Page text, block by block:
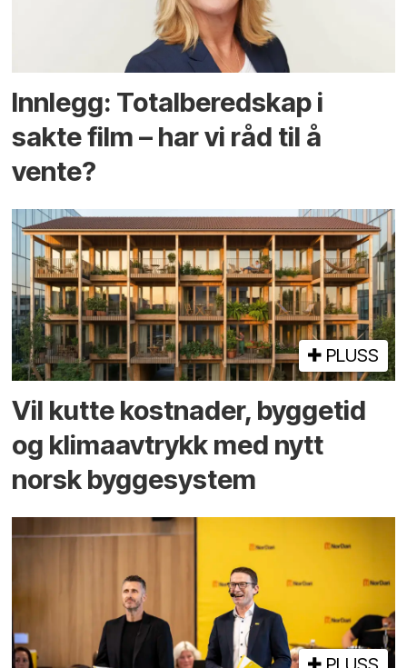
Innlegg: Totalberedskap i
sakte film – har vi råd til å
vente?
PLUSS
Vil kutte kostnader, byggetid
og klima­avtrykk med nytt
norsk bygge­system